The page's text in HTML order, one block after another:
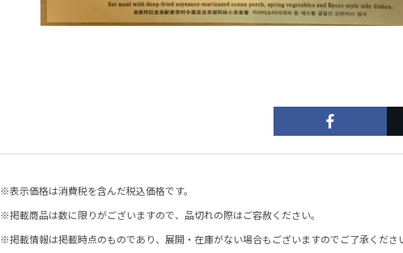
※表示価格は消費税を含んだ税込価格です。
※掲載商品は数に限りがございますので、品切れの際はご容赦ください。
※掲載情報は掲載時点のものであり、展開・在庫がない場合もございますのでご了承くださ